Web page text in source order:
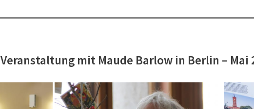
Veranstaltung mit Maude Barlow in Berlin – Mai